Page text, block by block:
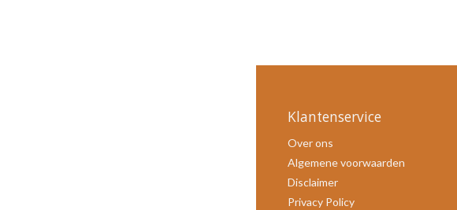
Klantenservice
Over ons
Algemene voorwaarden
Disclaimer
Privacy Policy